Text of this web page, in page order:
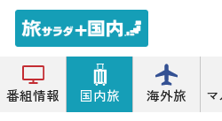
番組情報 国内旅 海外旅
トップ 遊覧船/水中観光船 熱